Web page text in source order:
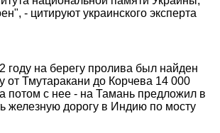
- цитируют украинского эксперта
году на берегу пролива был найден
от Тмутаракани до Корчева 14 000
потом с нее - на Тамань предложил в
железную дорогу в Индию по мосту